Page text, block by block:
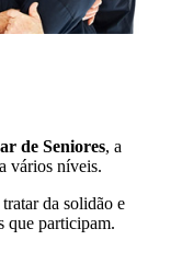
de Seniores, a
vários níveis.
da solidão e
que participam.